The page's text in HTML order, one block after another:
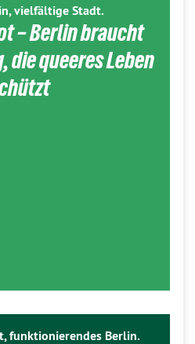
vielfältige Stadt.
– Berlin braucht
die queeres Leben
funktionierendes Berlin.